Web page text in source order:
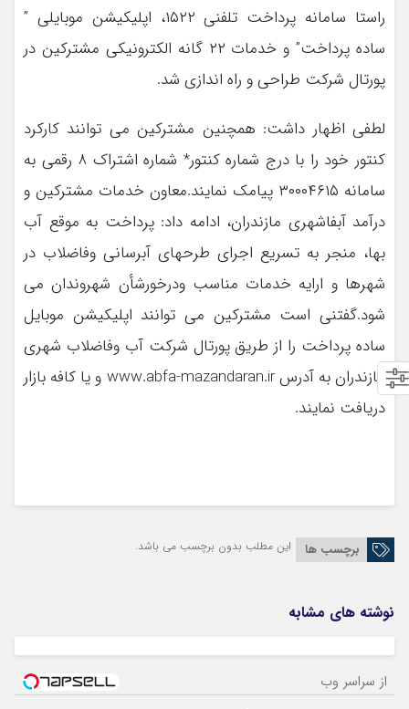
راستا سامانه پرداخت تلفنی ۱۵۲۲، اپلیکیشن موبایلی ”
ساده پرداخت” و خدمات ۲۲ گانه الکترونیکی مشترکین در
پورتال شرکت طراحی و راه اندازی شد.
لطفی اظهار داشت: همچنین مشترکین می توانند کارکرد
کنتور خود را با درج شماره کنتور* شماره اشتراک ۸ رقمی به
سامانه ۳۰۰۰۴۶۱۵ پیامک نمایند.معاون خدمات مشترکین و
درآمد آبفاشهری مازندران، ادامه داد: پرداخت به موقع آب
بها، منجر به تسریع اجرای طرحهای آبرسانی وفاضلاب در
شهرها و ارایه خدمات مناسب ودرخورشأن شهروندان می
شود.گفتنی است مشترکین می توانند اپلیکیشن موبایل
ساده پرداخت را از طریق پورتال شرکت آب وفاضلاب شهری
مازندران به آدرس www.abfa-mazandaran.ir و یا کافه بازار
دریافت نمایند.
برچسب ها این مطلب بدون برچسب می باشد.
نوشته های مشابه
از سراسر وب